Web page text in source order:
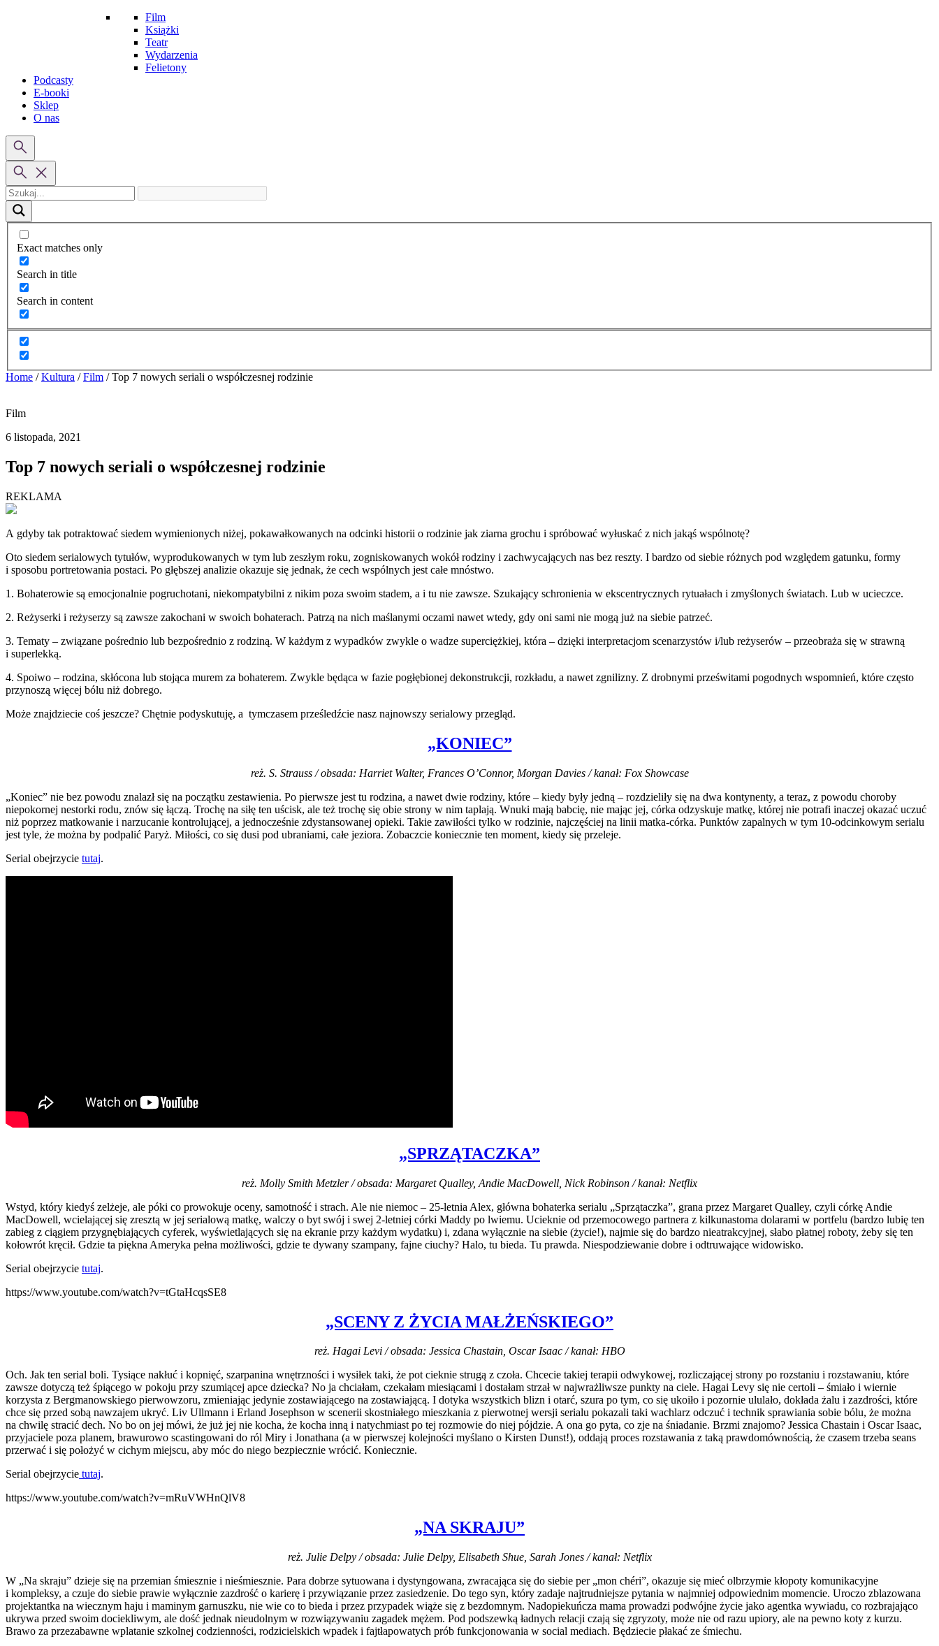
Film
Książki
Teatr
Wydarzenia
Felietony
Podcasty
E-booki
Sklep
O nas
Exact matches only
Search in title
Search in content
Home / Kultura / Film / Top 7 nowych seriali o współczesnej rodzinie
Film
6 listopada, 2021
Top 7 nowych seriali o współczesnej rodzinie
REKLAMA
A gdyby tak potraktować siedem wymienionych niżej, pokawałkowanych na odcinki historii o rodzinie jak ziarna grochu i spróbować wyłuskać z nich jakąś wspólnotę?
Oto siedem serialowych tytułów, wyprodukowanych w tym lub zeszłym roku, zogniskowanych wokół rodziny i zachwycających nas bez reszty. I bardzo od siebie różnych pod względem gatunku, formy
i sposobu portretowania postaci. Po głębszej analizie okazuje się jednak, że cech wspólnych jest całe mnóstwo.
1. Bohaterowie są emocjonalnie pogruchotani, niekompatybilni z nikim poza swoim stadem, a i tu nie zawsze. Szukający schronienia w ekscentrycznych rytuałach i zmyślonych światach. Lub w ucieczce.
2. Reżyserki i reżyserzy są zawsze zakochani w swoich bohaterach. Patrzą na nich maślanymi oczami nawet wtedy, gdy oni sami nie mogą już na siebie patrzeć.
3. Tematy – związane pośrednio lub bezpośrednio z rodziną. W każdym z wypadków zwykle o wadze superciężkiej, która – dzięki interpretacjom scenarzystów i/lub reżyserów – przeobraża się w strawną
i superlekką.
4. Spoiwo – rodzina, skłócona lub stojąca murem za bohaterem. Zwykle będąca w fazie pogłębionej dekonstrukcji, rozkładu, a nawet zgnilizny. Z drobnymi prześwitami pogodnych wspomnień, które często
przynoszą więcej bólu niż dobrego.
Może znajdziecie coś jeszcze? Chętnie podyskutuję, a tymczasem prześledźcie nasz najnowszy serialowy przegląd.
„KONIEC”
reż. S. Strauss / obsada: Harriet Walter, Frances O’Connor, Morgan Davies / kanał: Fox Showcase
„Koniec” nie bez powodu znalazł się na początku zestawienia. Po pierwsze jest tu rodzina, a nawet dwie rodziny, które – kiedy były jedną – rozdzieliły się na dwa kontynenty, a teraz, z powodu choroby
niepokornej nestorki rodu, znów się łączą. Trochę na siłę ten uścisk, ale też trochę się obie strony w nim taplają. Wnuki mają babcię, nie mając jej, córka odzyskuje matkę, której nie potrafi inaczej okazać uczuć
niż poprzez matkowanie i narzucanie kontrolującej, a jednocześnie zdystansowanej opieki. Takie zawiłości tylko w rodzinie, najczęściej na linii matka-córka. Punktów zapalnych w tym 10-odcinkowym serialu
jest tyle, że można by podpalić Paryż. Miłości, co się dusi pod ubraniami, całe jeziora. Zobaczcie koniecznie ten moment, kiedy się przeleje.
Serial obejrzycie tutaj.
„SPRZĄTACZKA”
reż. Molly Smith Metzler / obsada: Margaret Qualley, Andie MacDowell, Nick Robinson / kanał: Netflix
Wstyd, który kiedyś zelżeje, ale póki co prowokuje oceny, samotność i strach. Ale nie niemoc – 25-letnia Alex, główna bohaterka serialu „Sprzątaczka”, grana przez Margaret Qualley, czyli córkę Andie
MacDowell, wcielającej się zresztą w jej serialową matkę, walczy o byt swój i swej 2-letniej córki Maddy po lwiemu. Ucieknie od przemocowego partnera z kilkunastoma dolarami w portfelu (bardzo lubię ten
zabieg z ciągiem przygnębiających cyferek, wyświetlających się na ekranie przy każdym wydatku) i, zdana wyłącznie na siebie (życie!), najmie się do bardzo nieatrakcyjnej, słabo płatnej roboty, żeby się ten
kołowrót kręcił. Gdzie ta piękna Ameryka pełna możliwości, gdzie te dywany szampany, fajne ciuchy? Halo, tu bieda. Tu prawda. Niespodziewanie dobre i odtruwające widowisko.
Serial obejrzycie tutaj.
https://www.youtube.com/watch?v=tGtaHcqsSE8
„SCENY Z ŻYCIA MAŁŻEŃSKIEGO”
reż. Hagai Levi / obsada: Jessica Chastain, Oscar Isaac / kanał: HBO
Och. Jak ten serial boli. Tysiące nakłuć i kopnięć, szarpanina wnętrzności i wysiłek taki, że pot cieknie strugą z czoła. Chcecie takiej terapii odwykowej, rozliczającej strony po rozstaniu i rozstawaniu, które
zawsze dotyczą też śpiącego w pokoju przy szumiącej apce dziecka? No ja chciałam, czekałam miesiącami i dostałam strzał w najwrażliwsze punkty na ciele. Hagai Levy się nie certoli – śmiało i wiernie
korzysta z Bergmanowskiego pierwowzoru, zmieniając jedynie zostawiającego na zostawiającą. I dotyka wszystkich blizn i otarć, szura po tym, co się ukoiło i pozornie ululało, dokłada żalu i zazdrości, które
chce się przed sobą nawzajem ukryć. Liv Ullmann i Erland Josephson w scenerii skostniałego mieszkania z pierwotnej wersji serialu pokazali taki wachlarz odczuć i technik sprawiania sobie bólu, że można
na chwilę stracić dech. No bo on jej mówi, że już jej nie kocha, że kocha inną i natychmiast po tej rozmowie do niej pójdzie. A ona go pyta, co zje na śniadanie. Brzmi znajomo? Jessica Chastain i Oscar Isaac,
przyjaciele poza planem, brawurowo scastingowani do ról Miry i Jonathana (a w pierwszej kolejności myślano o Kirsten Dunst!), oddają proces rozstawania z taką prawdomównością, że czasem trzeba seans
przerwać i się położyć w cichym miejscu, aby móc do niego bezpiecznie wrócić. Koniecznie.
Serial obejrzycie tutaj.
https://www.youtube.com/watch?v=mRuVWHnQlV8
„NA SKRAJU”
reż. Julie Delpy / obsada: Julie Delpy, Elisabeth Shue, Sarah Jones / kanał: Netflix
W „Na skraju” dzieje się na przemian śmiesznie i nieśmiesznie. Para dobrze sytuowana i dystyngowana, zwracająca się do siebie per „mon chéri”, okazuje się mieć olbrzymie kłopoty komunikacyjne
i kompleksy, a czuje do siebie prawie wyłącznie zazdrość o karierę i przywiązanie przez zasiedzenie. Do tego syn, który zadaje najtrudniejsze pytania w najmniej odpowiednim momencie. Uroczo zblazowana
projektantka na wiecznym haju i maminym garnuszku, nie wie co to bieda i przez przypadek wiąże się z bezdomnym. Nadopiekuńcza mama prowadzi podwójne życie jako agentka wywiadu, co rozbrajająco
ukrywa przed swoim dociekliwym, ale dość jednak nieudolnym w rozwiązywaniu zagadek mężem. Pod podszewką ładnych relacji czają się zgryzoty, może nie od razu upiory, ale na pewno koty z kurzu.
Brawo za przezabawne wplatanie szkolnej codzienności, rodzicielskich wpadek i fajtłapowatych prób funkcjonowania w social mediach. Będziecie płakać ze śmiechu.